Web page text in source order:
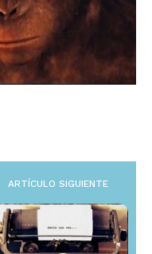
ARTÍCULO SIGUIENTE